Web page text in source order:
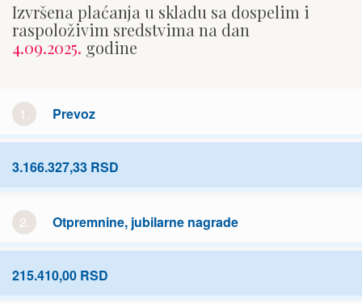
Izvršena plaćanja u skladu sa dospelim i
raspoloživim sredstvima na dan
4.09.2025. godine
1. Prevoz
3.166.327,33 RSD
2. Otpremnine, jubilarne nagrade
215.410,00 RSD